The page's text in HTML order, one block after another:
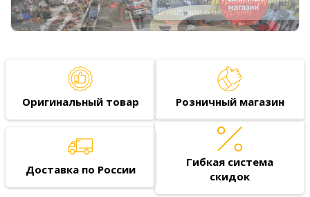
Оригинальный товар Розничный магазин
Доставка по России
Гибкая система
скидок